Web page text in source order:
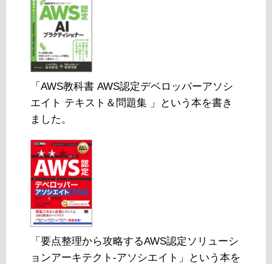
「AWS教科書 AWS認定デベロッパーアソシ
エイト テキスト＆問題集 」という本を書き
ました。
「要点整理から攻略するAWS認定ソリューシ
ョンアーキテクト-アソシエイト」という本を